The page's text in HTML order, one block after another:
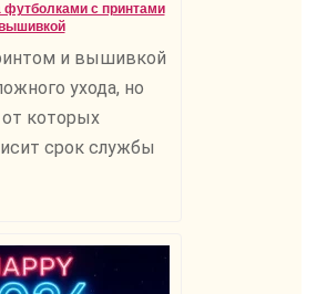
футболками с принтами
и вышивкой
ухода, но
которых
срок службы